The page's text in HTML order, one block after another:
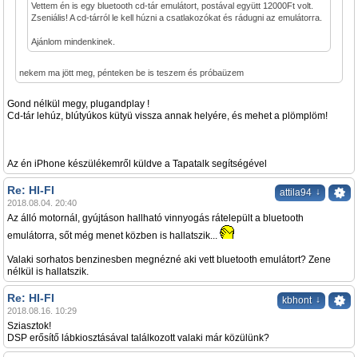
Vettem én is egy bluetooth cd-tár emulátort, postával együtt 12000Ft volt.
Zseniális! A cd-tárról le kell húzni a csatlakozókat és rádugni az emulátorra.
Ajánlom mindenkinek.
nekem ma jött meg, pénteken be is teszem és próbaüzem
Gond nélkül megy, plugandplay !
Cd-tár lehúz, blútyúkos kütyü vissza annak helyére, és mehet a plömplöm!
Az én iPhone készülékemről küldve a Tapatalk segítségével
attila94 ↓
Re: HI-FI
2018.08.04. 20:40
Az álló motornál, gyújtáson hallható vinnyogás rátelepült a bluetooth
emulátorra, sőt még menet közben is hallatszik...
Valaki sorhatos benzinesben megnézné aki vett bluetooth emulátort? Zene
nélkül is hallatszik.
kbhont ↓
Re: HI-FI
2018.08.16. 10:29
Sziasztok!
DSP erősítő lábkiosztásával találkozott valaki már közülünk?